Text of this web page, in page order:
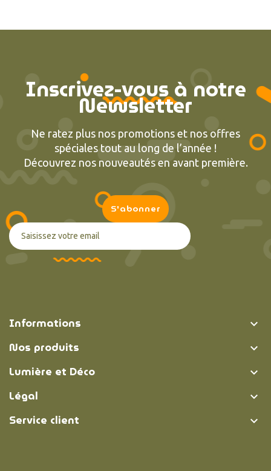
Inscrivez-vous à notre
Newsletter
Ne ratez plus nos promotions et nos offres
spéciales tout au long de l’année !
Découvrez nos nouveautés en avant première.
Informations 
Nos produits 
Lumière et Déco 
Légal 
Service client 